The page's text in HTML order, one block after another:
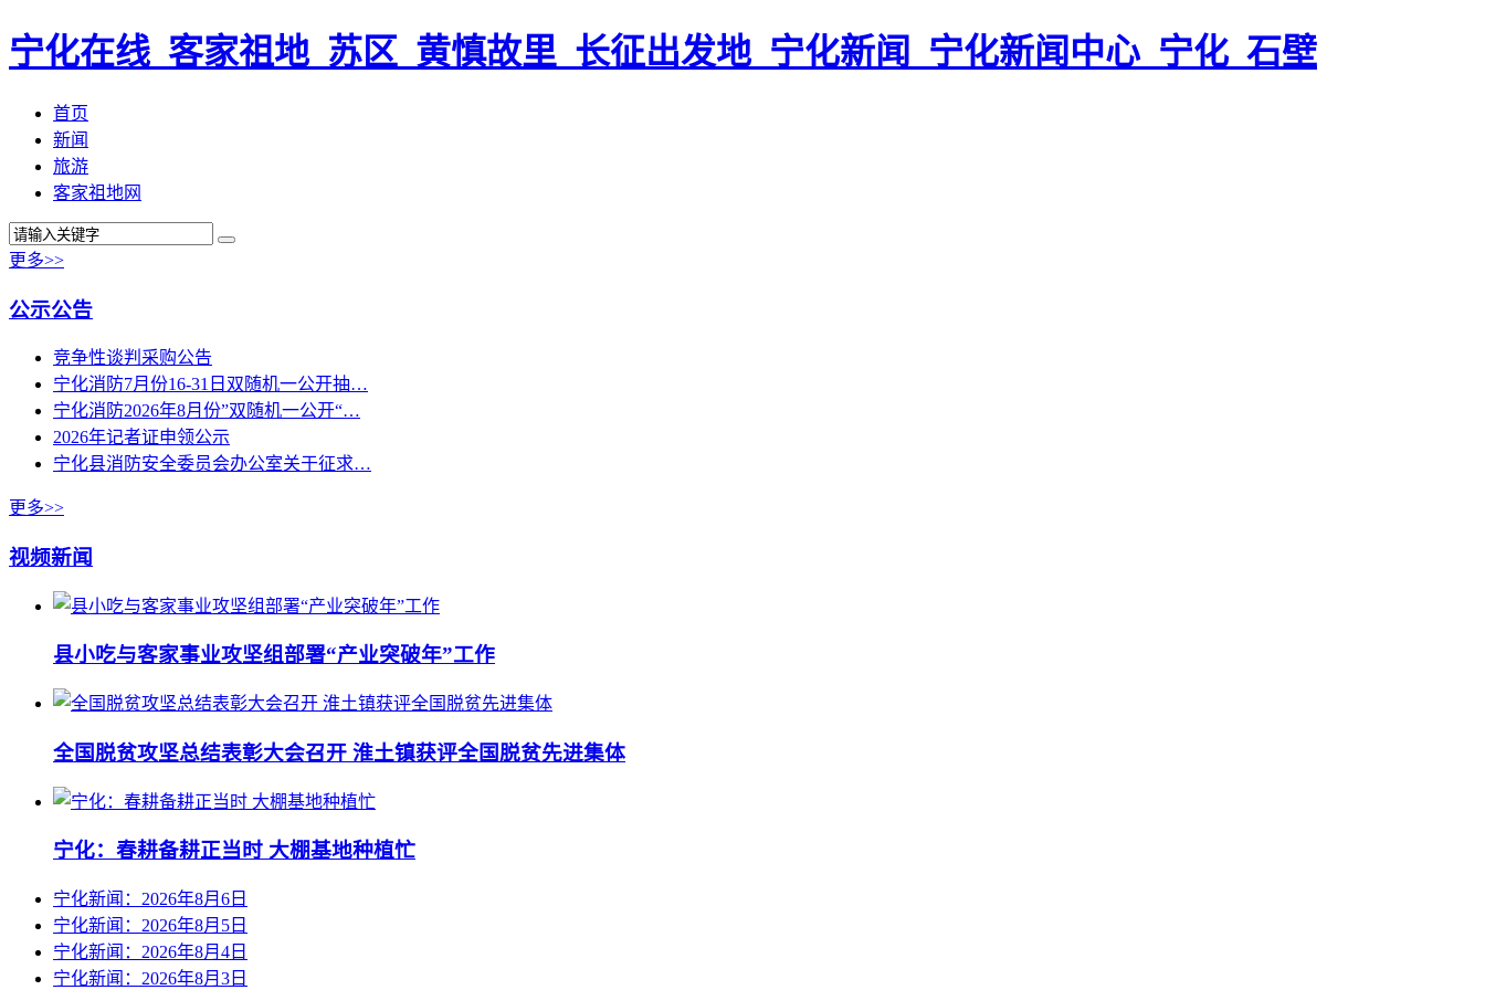
宁化在线_客家祖地_苏区_黄慎故里_长征出发地_宁化新闻_宁化新闻中心_宁化_石壁
首页
新闻
旅游
客家祖地网
更多>>
公示公告
竞争性谈判采购公告
宁化消防7月份16-31日双随机一公开抽…
宁化消防2026年8月份”双随机一公开“…
2026年记者证申领公示
宁化县消防安全委员会办公室关于征求…
更多>>
视频新闻
县小吃与客家事业攻坚组部署“产业突破年”工作
全国脱贫攻坚总结表彰大会召开 淮土镇获评全国脱贫先进集体
宁化：春耕备耕正当时 大棚基地种植忙
宁化新闻：2026年8月6日
宁化新闻：2026年8月5日
宁化新闻：2026年8月4日
宁化新闻：2026年8月3日